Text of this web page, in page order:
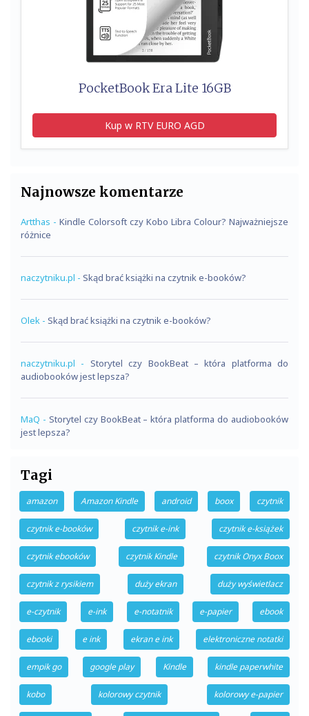
PocketBook Era Lite 16GB
Kup w RTV EURO AGD
Najnowsze komentarze
Artthas - Kindle Colorsoft czy Kobo Libra Colour? Najważniejsze
różnice
naczytniku.pl - Skąd brać książki na czytnik e-booków?
Olek - Skąd brać książki na czytnik e-booków?
naczytniku.pl - Storytel czy BookBeat – która platforma do
audiobooków jest lepsza?
MaQ - Storytel czy BookBeat – która platforma do audiobooków
jest lepsza?
Tagi
amazon Amazon Kindle android boox czytnik
czytnik e-booków czytnik e-ink czytnik e-książek
czytnik ebooków czytnik Kindle czytnik Onyx Boox
czytnik z rysikiem duży ekran duży wyświetlacz
e-czytnik e-ink e-notatnik e-papier ebook
ebooki e ink ekran e ink elektroniczne notatki
empik go google play Kindle kindle paperwhite
kobo kolorowy czytnik kolorowy e-papier